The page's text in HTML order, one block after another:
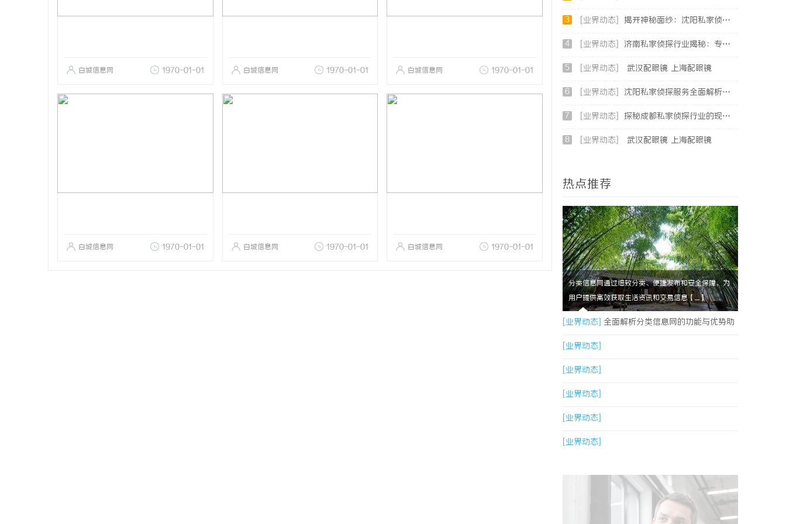
白城信息网 1970-01-01 白城信息网 1970-01-01 白城信息网 1970-01-01
白城信息网 1970-01-01 白城信息网 1970-01-01 白城信息网 1970-01-01
3 [业界动态] 揭开神秘面纱：沈阳私家侦探行业的现状与发展
4 [业界动态] 济南私家侦探行业揭秘：专业服务与案件解析全方位指南
5 [业界动态] 武汉配眼镜 上海配眼镜
6 [业界动态] 沈阳私家侦探服务全面解析：破解疑云，守护真相的专家助力
7 [业界动态] 探秘成都私家侦探行业的现状与服务优势全面解析
8 [业界动态] 武汉配眼镜 上海配眼镜
热点推荐
分类信息网通过细致分类、便捷发布和安全保障，为
用户提供高效获取生活资讯和交易信息【....】
[业界动态] 全面解析分类信息网的功能与优势助
您高效获取生活资讯
[业界动态]
[业界动态]
[业界动态]
[业界动态]
[业界动态]